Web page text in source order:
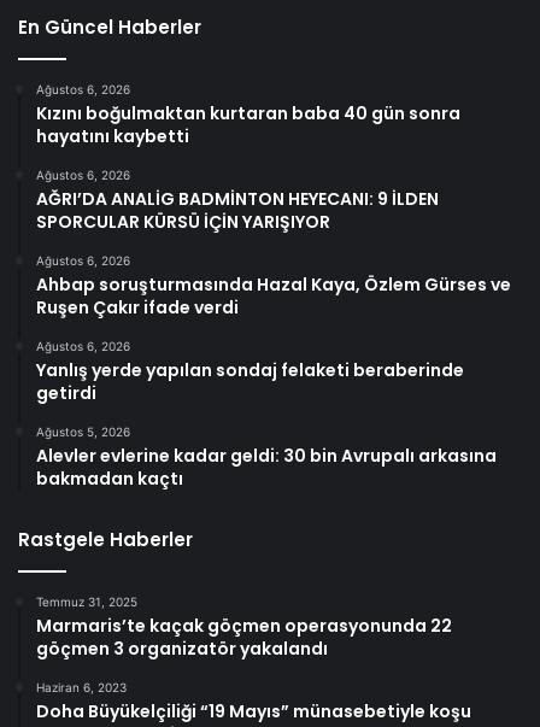
En Güncel Haberler
Ağustos 6, 2026
Kızını boğulmaktan kurtaran baba 40 gün sonra
hayatını kaybetti
Ağustos 6, 2026
AĞRI’DA ANALİG BADMİNTON HEYECANI: 9 İLDEN
SPORCULAR KÜRSÜ İÇİN YARIŞIYOR
Ağustos 6, 2026
Ahbap soruşturmasında Hazal Kaya, Özlem Gürses ve
Ruşen Çakır ifade verdi
Ağustos 6, 2026
Yanlış yerde yapılan sondaj felaketi beraberinde
getirdi
Ağustos 5, 2026
Alevler evlerine kadar geldi: 30 bin Avrupalı arkasına
bakmadan kaçtı
Rastgele Haberler
Temmuz 31, 2025
Marmaris’te kaçak göçmen operasyonunda 22
göçmen 3 organizatör yakalandı
Haziran 6, 2023
Doha Büyükelçiliği “19 Mayıs” münasebetiyle koşu